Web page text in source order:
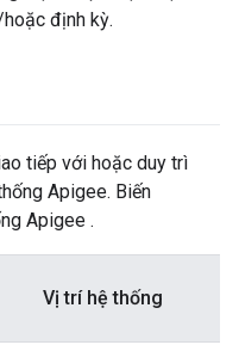
định kỳ.
tiếp với hoặc duy trì
Apigee. Biến
Apigee .
Vị trí hệ thống